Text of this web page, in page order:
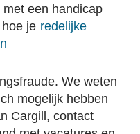
een handicap
je redelijke
We weten
mogelijk hebben
Cargill, contact